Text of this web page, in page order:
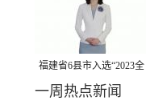
福建省6县市入选“2023全
国县域发展潜力百强县”
一周热点新闻